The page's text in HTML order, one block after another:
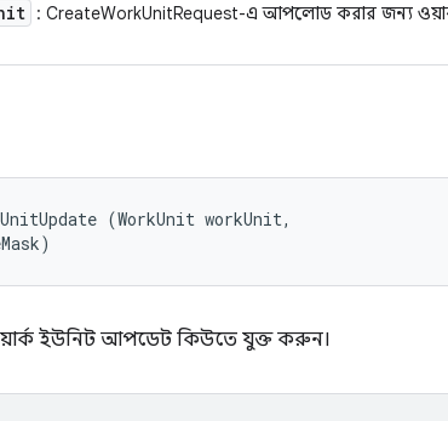
: CreateWorkUnitRequest-এ আপলোড করার জন্য
(WorkUnit workUnit,
ইউনিট আপডেট কিউতে যুক্ত করুন।